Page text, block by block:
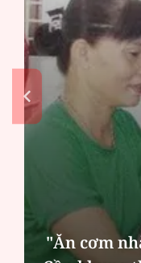
"Ăn cơm